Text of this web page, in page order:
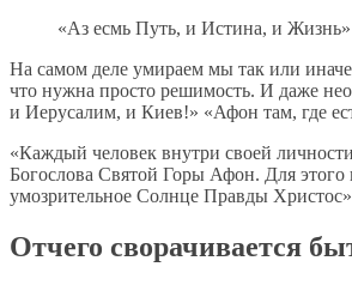
«Аз есмь Путь, и Истина, и
На самом деле умираем мы так или
что нужна просто решимость. И даже
и Иерусалим, и Киев!» «Афон там, где
«Каждый человек внутри своей
Богослова Святой Горы Афон. Для этого
умозрительное Солнце Правды
Отчего сворачивается